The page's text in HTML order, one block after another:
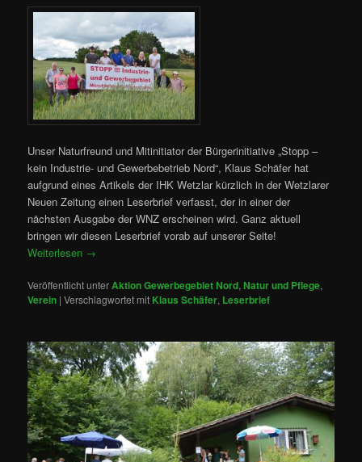
Unser Naturfreund und Mitinitiator der Bürgerinitiative „Stopp –
kein Industrie- und Gewerbebetrieb Nord“, Klaus Schäfer hat
aufgrund eines Artikels der IHK Wetzlar kürzlich in der Wetzlarer
Neuen Zeitung einen Leserbrief verfasst, der in einer der
nächsten Ausgabe der WNZ erscheinen wird. Ganz aktuell
bringen wir diesen Leserbrief vorab auf unserer Seite!
Weiterlesen →
Veröffentlicht unterAktion Gewerbegebiet Nord,Natur und Pflege,
Verein |Verschlagwortet mit Klaus Schäfer, Leserbrief